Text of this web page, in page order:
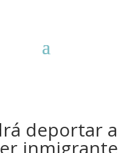
deportar a
inmigrante